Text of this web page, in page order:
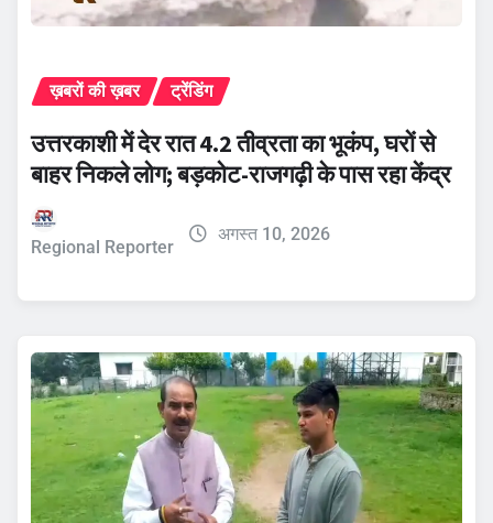
ख़बरों की ख़बर ट्रेंडिंग
उत्तरकाशी में देर रात 4.2 तीव्रता का भूकंप, घरों से
बाहर निकले लोग; बड़कोट-राजगढ़ी के पास रहा केंद्र
Regional Reporter
अगस्त 10, 2026